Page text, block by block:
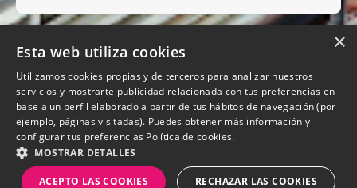
QUIENES SOMOS
×
Esta web utiliza cookies
Utilizamos cookies propias y de terceros para analizar nuestros
servicios y mostrarte publicidad relacionada con tus preferencias en
base a un perfil elaborado a partir de tus hábitos de navegación (por
ejemplo, páginas visitadas). Puedes obtener más información y
configurar tus preferencias Política de cookies.
MOSTRAR DETALLES
ACEPTO LAS COOKIES RECHAZAR LAS COOKIES